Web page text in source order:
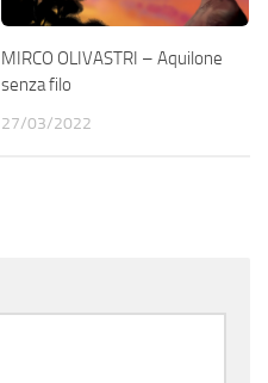
MIRCO OLIVASTRI – Aquilone
senza filo
27/03/2022